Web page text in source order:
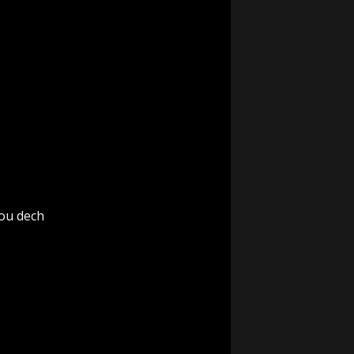
dech